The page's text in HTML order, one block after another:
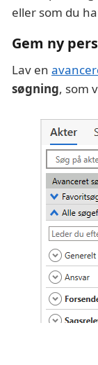
eller som du
Gem ny
Lav en
søgning, som